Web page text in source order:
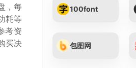
，每
耗等
考资
买决
100font
包图网